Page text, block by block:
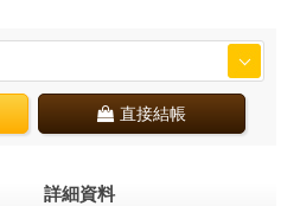
直接結帳
詳細資料